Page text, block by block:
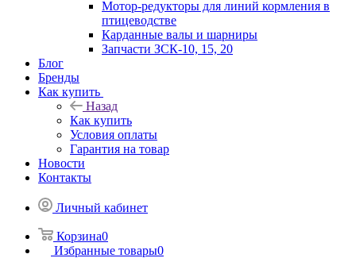
Мотор-редукторы для линий кормления в
птицеводстве
Карданные валы и шарниры
Запчасти ЗСК-10, 15, 20
Блог
Бренды
Как купить
Назад
Как купить
Условия оплаты
Гарантия на товар
Новости
Контакты
Личный кабинет
Корзина0
Избранные товары0